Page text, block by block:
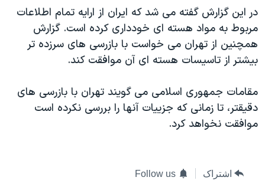
اسرائیل در جنگ
گالری عکس
آرشیو پخش زنده
ورزش زنان در ایران
اعتراضات زن، زندگی، آزادی
مجموعه مستندهای دادخواهی
دادگاه حمید نوری
چهل سال گروگان‌گیری
زبانهای مختلف
در اين گزارش گفته می شد که ايران از ارايه تمام اطلاعات
مربوط به مواد هسته ای خودداری کرده است. گزارش
همچنين از تهران می خواست با بازرسی های سرزده تر
بيشتر از تاسيسات هسته ای آن موافقت کند.
مقامات جمهوری اسلامی می گويند تهران با بازرسی های
دقيقتر، تا زمانی که جزييات آنها را بررسی نکرده است
موافقت نخواهد کرد.
اشتراک Follow us